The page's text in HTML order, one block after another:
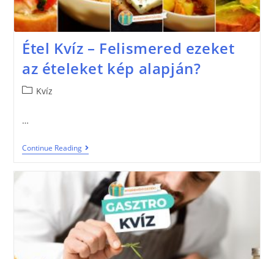
Étel Kvíz – Felismered ezeket
az ételeket kép alapján?
Kvíz
…
Continue Reading